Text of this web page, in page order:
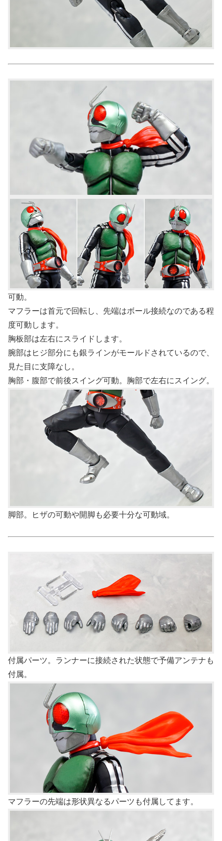
可動。
マフラーは首元で回転し、先端はボール接続なのである程
度可動します。
胸板部は左右にスライドします。
腕部はヒジ部分にも銀ラインがモールドされているので、
見た目に支障なし。
胸部・腹部で前後スイング可動。胸部で左右にスイング。
脚部。ヒザの可動や開脚も必要十分な可動域。
付属パーツ。ランナーに接続された状態で予備アンテナも
付属。
マフラーの先端は形状異なるパーツも付属してます。